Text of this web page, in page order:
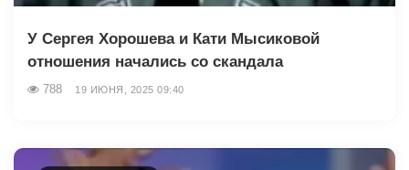
У Сергея Хорошева и Кати Мысиковой
отношения начались со скандала
788 19 ИЮНЯ, 2025 09:40